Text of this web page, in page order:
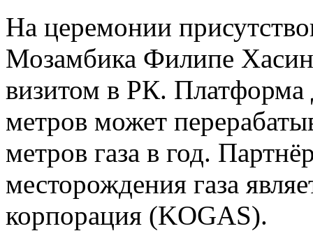
На церемонии
Мозамбика Филипе
визитом в РК.
метров может
метров газа в год.
месторождения газа
корпорация (KOGAS).